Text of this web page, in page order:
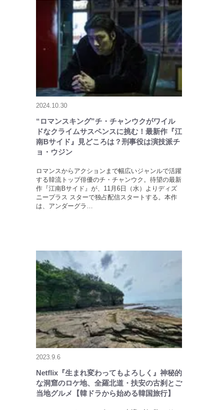
2024.10.30
“ロマンスキング”チ・チャンウクがワイル
ドなクライムサスペンスに挑む！最新作『江
南Bサイド』見どころは？刑事役は演技派チ
ョ・ウジン
ロマンスからアクションまで幅広いジャンルで活躍
する韓流トップ俳優のチ・チャンウク。待望の最新
作『江南Bサイド』が、11月6日（水）よりディズ
ニープラス スターで独占配信スタートする。本作
は、アンダーグラ…
2023.9.6
Netflix『生まれ変わってもよろしく』神秘的
な洞窟のロケ地、全羅北道・扶安の古刹とご
当地グルメ【韓ドラから始める韓国旅行】